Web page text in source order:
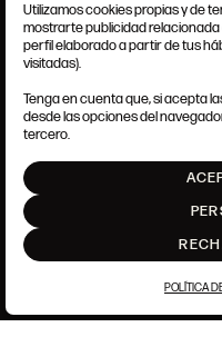
Utilizamos cookies propias y de
mostrarte publicidad
perfil elaborado a partir de tus
visitadas).
Tenga en cuenta que, si acepta
desde las opciones del
tercero.
POLÍTICA